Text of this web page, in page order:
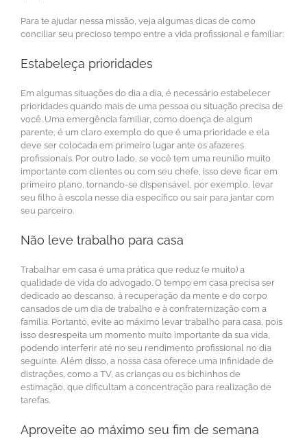
Para te ajudar nessa missão, veja algumas dicas de como
conciliar seu precioso tempo entre a vida profissional e familiar:
Estabeleça prioridades
Em algumas situações do dia a dia, é necessário estabelecer
prioridades quando mais de uma pessoa ou situação precisa de
você. Uma emergência familiar, como doença de algum
parente, é um claro exemplo do que é uma prioridade e ela
deve ser colocada em primeiro lugar ante os afazeres
profissionais. Por outro lado, se você tem uma reunião muito
importante com clientes ou com seu chefe, isso deve ficar em
primeiro plano, tornando-se dispensável, por exemplo, levar
seu filho à escola nesse dia específico ou sair para jantar com
seu parceiro.
Não leve trabalho para casa
Trabalhar em casa é uma prática que reduz (e muito) a
qualidade de vida do advogado. O tempo em casa precisa ser
dedicado ao descanso, à recuperação da mente e do corpo
cansados de um dia de trabalho e à confraternização com a
família. Portanto, evite ao máximo levar trabalho para casa, pois
isso desrespeita um momento muito importante da sua vida,
podendo interferir até no seu rendimento profissional no dia
seguinte. Além disso, a nossa casa oferece uma infinidade de
distrações, como a TV, as crianças ou os bichinhos de
estimação, que dificultam a concentração para realização de
tarefas.
Aproveite ao máximo seu fim de semana